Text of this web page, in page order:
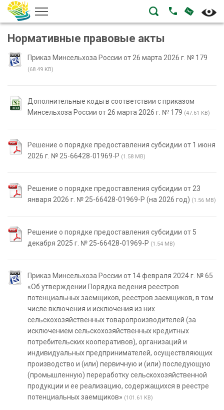
ПОЗВОНИТЬ
Нормативные правовые акты
Приказ Минсельхоза России от 26 марта 2026 г. № 179
(68.49 KB)
Дополнительные коды в соответствии с приказом
Минсельхоза России от 26 марта 2026 г. № 179 (47.61 KB)
Решение о порядке предоставления субсидии от 1 июня
2026 г. № 25-66428-01969-Р (1.58 MB)
Решение о порядке предоставления субсидии от 23
января 2026 г. № 25-66428-01969-Р (на 2026 год) (1.56 MB)
Решение о порядке предоставления субсидии от 5
декабря 2025 г. № 25-66428-01969-Р (1.54 MB)
Приказ Минсельхоза России от 14 февраля 2024 г. № 65
«Об утверждении Порядка ведения реестров
потенциальных заемщиков, реестров заемщиков, в том
числе включения и исключения из них
сельскохозяйственных товаропроизводителей (за
исключением сельскохозяйственных кредитных
потребительских кооперативов), организаций и
индивидуальных предпринимателей, осуществляющих
производство и (или) первичную и (или) последующую
(промышленную) переработку сельскохозяйственной
продукции и ее реализацию, содержащихся в реестре
потенциальных заемщиков» (101.61 KB)